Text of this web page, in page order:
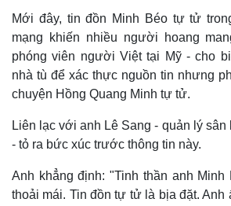
Mới đây, tin đồn Minh Béo tự tử
mạng khiến nhiều người hoang
phóng viên người Việt tại Mỹ - cho
nhà tù để xác thực nguồn tin nhưng
chuyện Hồng Quang Minh tự tử.
Liên lạc với anh Lê Sang - quản lý
- tỏ ra bức xúc trước thông tin này.
Anh khẳng định: "Tinh thần anh Minh
thoải mái. Tin đồn tự tử là bịa đặt. Anh